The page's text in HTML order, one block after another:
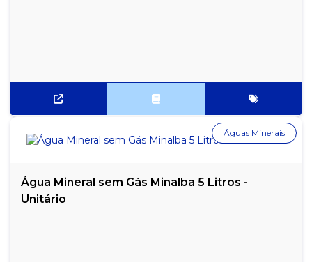
Água Mineral sem Gás Minalba 5 Litros -
Unitário
Águas Minerais